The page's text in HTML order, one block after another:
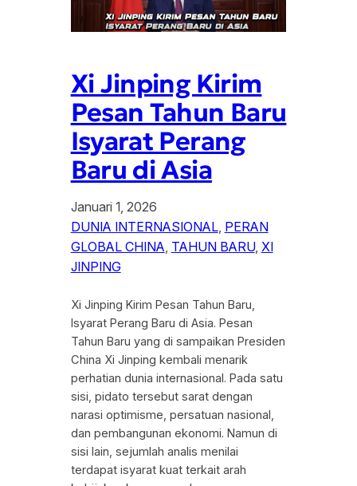
Xi Jinping Kirim
Pesan Tahun Baru
Isyarat Perang
Baru di Asia
Januari 1, 2026
DUNIA INTERNASIONAL, PERAN
GLOBAL CHINA, TAHUN BARU, XI
JINPING
Xi Jinping Kirim Pesan Tahun Baru,
Isyarat Perang Baru di Asia. Pesan
Tahun Baru yang di sampaikan Presiden
China Xi Jinping kembali menarik
perhatian dunia internasional. Pada satu
sisi, pidato tersebut sarat dengan
narasi optimisme, persatuan nasional,
dan pembangunan ekonomi. Namun di
sisi lain, sejumlah analis menilai
terdapat isyarat kuat terkait arah